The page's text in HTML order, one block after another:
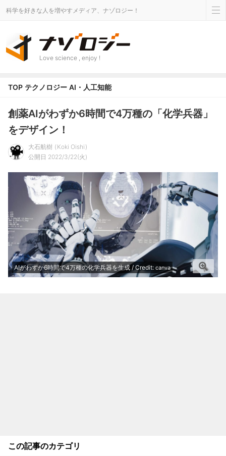
科学を好きな人を増やすメディア、ナゾロジー！
Love science , enjoy !
TOP テクノロジー AI・人工知能
創薬AIがわずか6時間で4万種の「化学兵器」
をデザイン！
大石航樹
Koki Oishi
公開日 2022/3/22(火)
AIがわずか6時間で4万種の化学兵器を生成 / Credit: canva
この記事のカテゴリ